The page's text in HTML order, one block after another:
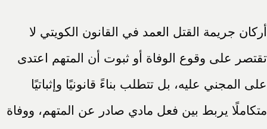
أركان جريمة القتل العمد في القانون الكويتي لا
تقتصر على وقوع الوفاة أو ثبوت أن المتهم اعتدى
على المجني عليه، بل تتطلب بناءً قانونيًا وإثباتيًا
متكاملًا يربط بين فعل مادي صادر عن المتهم، ووفاة